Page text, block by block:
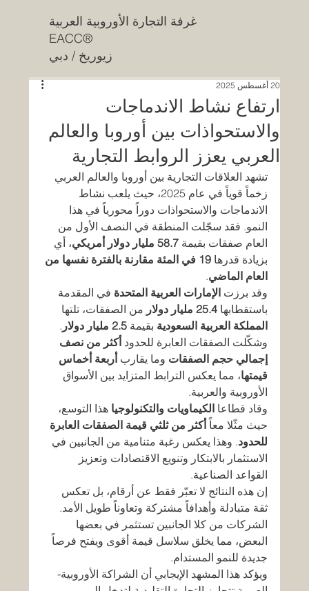
غرفة التجارة الأوروبية العربية
EACC®
زيوريخ / دبي
ارتفاع نشاط الاندماجات
والاستحواذات بين أوروبا والعالم
العربي يعزز الروابط التجارية
20 أغسطس 2025
تشهد العلاقات التجارية بين أوروبا والعالم العربي
زخماً قوياً في عام 2025، حيث يلعب نشاط
الاندماجات والاستحواذات دوراً محورياً في هذا
النمو. فقد سجّلت المنطقة في النصف الأول من
العام صفقات بقيمة 58.7 مليار دولار أمريكي
، أي
بزيادة قدرها
19 في المئة مقارنة بالفترة نفسها من
العام الماضي.
وقد برزت الإمارات العربية المتحدة في المقدمة
باستقطابها 25.4 مليار دولار
من الصفقات، تلتها
المملكة العربية السعودية بقيمة 2.5 مليار دولار
.
وشكّلت الصفقات العابرة للحدود أكثر من نصف
إجمالي حجم الصفقات وما يقارب أربعة أخماس
قيمتها، مما يعكس الترابط المتزايد بين الأسواق
الأوروبية والعربية.
وقاد قطاعا الكيماويات والتكنولوجيا هذا التوسع،
حيث مثّلا معاً أكثر من ثلثي قيمة الصفقات العابرة
للحدود. وهذا يعكس رغبة متنامية من الجانبين في
الاستثمار بالابتكار وتنويع الاقتصادات وتعزيز
القواعد الصناعية.
إن هذه النتائج لا تعبّر فقط عن أرقام، بل تعكس
ثقة متبادلة وأهدافاً مشتركة وتعاوناً طويل الأمد.
الشركات من كلا الجانبين تستثمر في بعضها
البعض، مما يخلق سلاسل قيمة أقوى ويفتح فرصاً
جديدة للنمو المستدام.
ويؤكد هذا المشهد الإيجابي أن الشراكة الأوروبية-